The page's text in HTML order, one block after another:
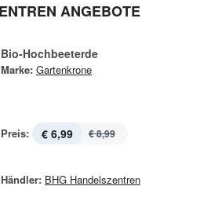
ANGEBOTE
Bio-Hochbeeterde
Marke: Gartenkrone
Preis: € 6,99 € 8,99
Händler: BHG Handelszentren